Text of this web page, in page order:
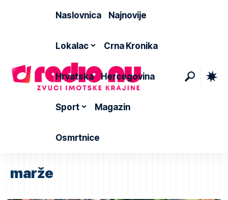
Naslovnica Najnovije
Lokalac Crna Kronika
Hrvatska Hercegovina
Sport Magazin
Osmrtnice
marže